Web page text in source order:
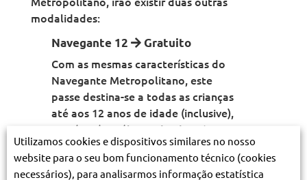
modalidades:
Navegante 12 Gratuito
Com as mesmas características do
Navegante Metropolitano, este
passe destina-se a todas as crianças
até aos 12 anos de idade (inclusive),
isto é, até ao último dia do mês em
que a criança faz 13 anos.
Navegante +65 20€
Utilizamos cookies e dispositivos similares no nosso
website para o seu bom funcionamento técnico (cookies
necessários), para analisarmos informação estatística